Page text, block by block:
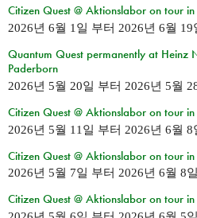
Citizen Quest @ Aktionslabor on tour
2026년 6월 1일 부터 2026년 6월 19
Quantum Quest permanently at Heinz
Paderborn
2026년 5월 20일 부터 2026년 5월
Citizen Quest @ Aktionslabor on tour
2026년 5월 11일 부터 2026년 6월 8
Citizen Quest @ Aktionslabor on tour
2026년 5월 7일 부터 2026년 6월 8
Citizen Quest @ Aktionslabor on tour in